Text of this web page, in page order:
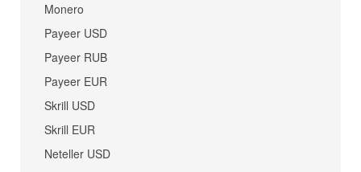
Monero
Payeer USD
Payeer RUB
Payeer EUR
Skrill USD
Skrill EUR
Neteller USD